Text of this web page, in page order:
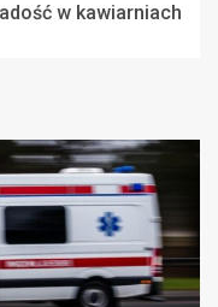
w kawiarniach